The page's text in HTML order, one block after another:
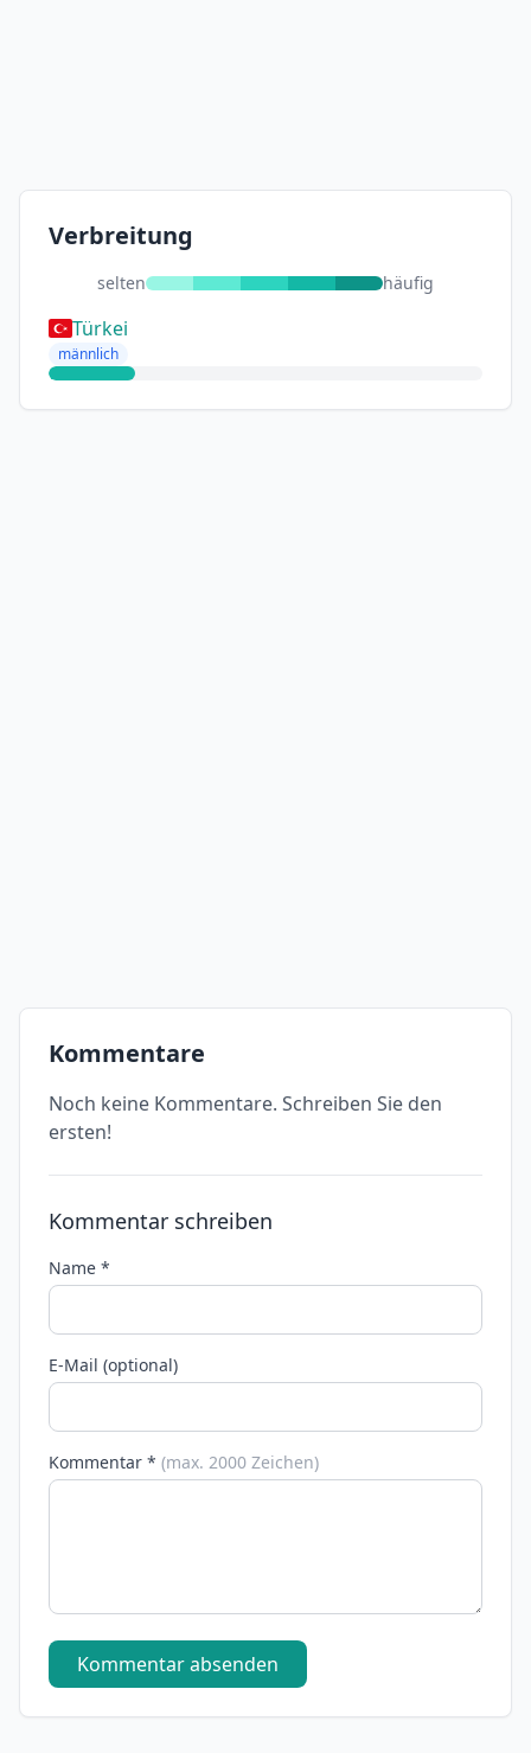
Verbreitung
selten häufig
Türkei
männlich
Kommentare
Noch keine Kommentare. Schreiben Sie den
ersten!
Kommentar schreiben
Name *
E-Mail (optional)
Kommentar * (max. 2000 Zeichen)
Kommentar absenden